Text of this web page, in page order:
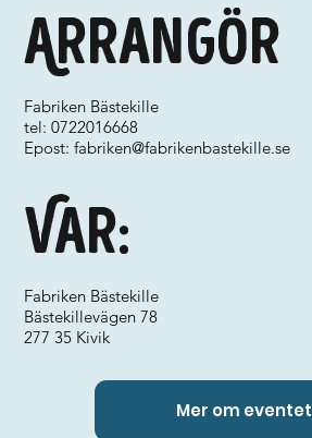
Var:
Arrangör
Fabriken Bästekille
tel: 0722016668
Epost:fabriken@fabrikenbastekille.se
Fabriken Bästekille
Bästekillevägen 78
277 35 Kivik
Mer om eventet